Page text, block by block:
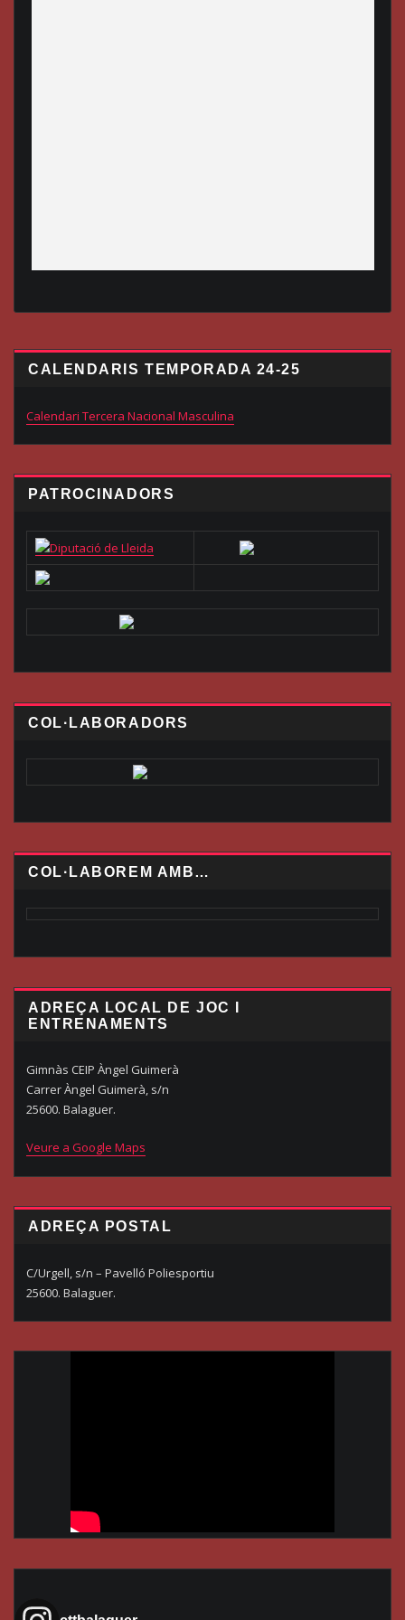
CALENDARIS TEMPORADA 24-25
Calendari Tercera Nacional Masculina
PATROCINADORS
COL·LABORADORS
COL·LABOREM AMB…
ADREÇA LOCAL DE JOC I
ENTRENAMENTS
Gimnàs CEIP Àngel Guimerà
Carrer Àngel Guimerà, s/n
25600. Balaguer.
Veure a Google Maps
ADREÇA POSTAL
C/Urgell, s/n – Pavelló Poliesportiu
25600. Balaguer.